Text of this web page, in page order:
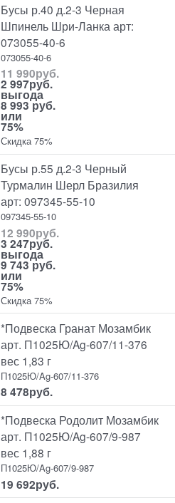
Бусы р.40 д.2-3 Черная
Шпинель Шри-Ланка арт:
073055-40-6
073055-40-6
11 990руб.
2 997руб.
выгода
8 993 руб.
или
75%
Скидка 75%
Бусы р.55 д.2-3 Черный
Турмалин Шерл Бразилия
арт: 097345-55-10
097345-55-10
12 990руб.
3 247руб.
выгода
9 743 руб.
или
75%
Скидка 75%
*Подвеска Гранат Мозамбик
арт. П1025Ю/Ag-607/11-376
вес 1,83 г
П1025Ю/Ag-607/11-376
8 478руб.
*Подвеска Родолит Мозамбик
арт. П1025Ю/Ag-607/9-987
вес 1,88 г
П1025Ю/Ag-607/9-987
19 692руб.